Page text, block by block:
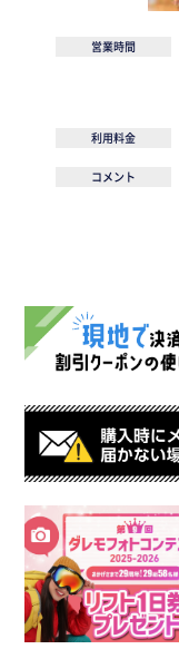
営業時間
利用料金
コメント